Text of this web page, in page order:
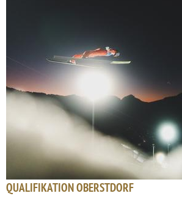
QUALIFIKATION OBERSTDORF